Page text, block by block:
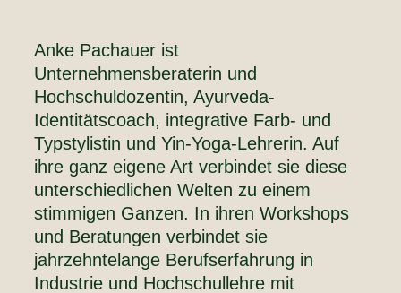
Anke Pachauer ist
Unternehmensberaterin und
Hochschuldozentin, Ayurveda-
Identitätscoach, integrative Farb- und
Typstylistin und Yin-Yoga-Lehrerin. Auf
ihre ganz eigene Art verbindet sie diese
unterschiedlichen Welten zu einem
stimmigen Ganzen. In ihren Workshops
und Beratungen verbindet sie
jahrzehntelange Berufserfahrung in
Industrie und Hochschullehre mit